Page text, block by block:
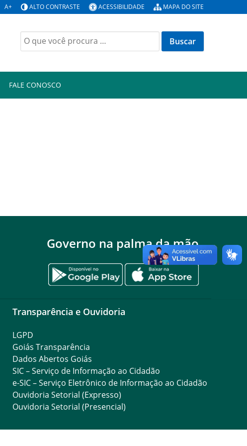
A+ ALTO CONTRASTE ACESSIBILIDADE MAPA DO SITE
Buscar
por:
FALE CONOSCO
Governo na palma da mão
Transparência e Ouvidoria
LGPD
Goiás Transparência
Dados Abertos Goiás
SIC – Serviço de Informação ao Cidadão
e-SIC – Serviço Eletrônico de Informação ao Cidadão
Ouvidoria Setorial (Expresso)
Ouvidoria Setorial (Presencial)